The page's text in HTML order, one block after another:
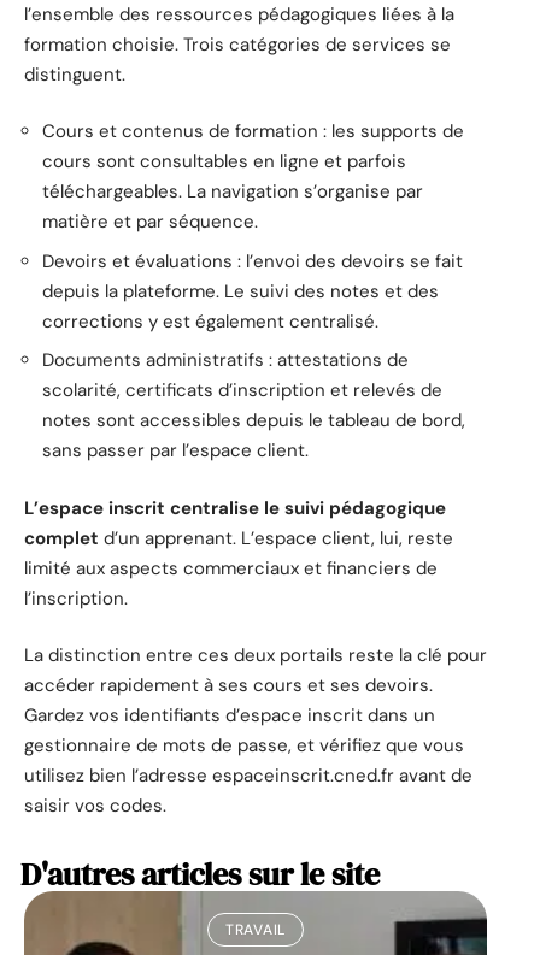
l’ensemble des ressources pédagogiques liées à la
formation choisie. Trois catégories de services se
distinguent.
Cours et contenus de formation : les supports de
cours sont consultables en ligne et parfois
téléchargeables. La navigation s’organise par
matière et par séquence.
Devoirs et évaluations : l’envoi des devoirs se fait
depuis la plateforme. Le suivi des notes et des
corrections y est également centralisé.
Documents administratifs : attestations de
scolarité, certificats d’inscription et relevés de
notes sont accessibles depuis le tableau de bord,
sans passer par l’espace client.
L’espace inscrit centralise le suivi pédagogique
complet d’un apprenant. L’espace client, lui, reste
limité aux aspects commerciaux et financiers de
l’inscription.
La distinction entre ces deux portails reste la clé pour
accéder rapidement à ses cours et ses devoirs.
Gardez vos identifiants d’espace inscrit dans un
gestionnaire de mots de passe, et vérifiez que vous
utilisez bien l’adresse espaceinscrit.cned.fr avant de
saisir vos codes.
D'autres articles sur le site
TRAVAIL